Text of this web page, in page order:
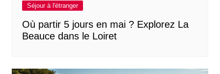
Séjour à l'étranger
Où partir 5 jours en mai ? Explorez La
Beauce dans le Loiret